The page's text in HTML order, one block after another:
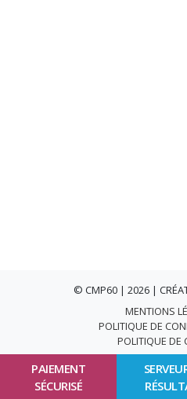
PAIEMENT
SÉCURISÉ
© CMP60 | 2026 |
MENTIONS
POLITIQUE DE
POLITIQUE DE